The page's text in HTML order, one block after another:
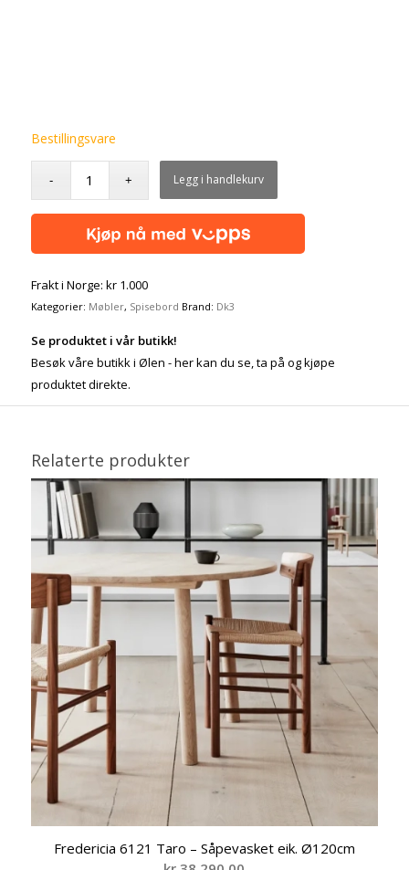
Bestillingsvare
Legg i handlekurv
Frakt i Norge: kr 1.000
Kategorier: Møbler, Spisebord Brand: Dk3
Se produktet i vår butikk!
Besøk våre butikk i Ølen - her kan du se, ta på og kjøpe
produktet direkte.
Relaterte produkter
Fredericia 6121 Taro – Såpevasket eik. Ø120cm